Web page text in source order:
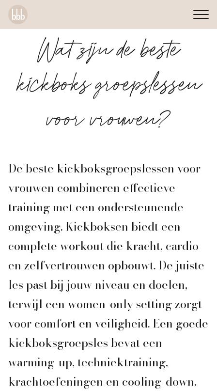
Wat zijn de beste
kickboks groepslessen
voor vrouwen?
De beste kickboksgroepslessen voor
vrouwen combineren effectieve
training met een ondersteunende
omgeving. Kickboksen biedt een
complete workout die kracht, cardio
en zelfvertrouwen opbouwt. De juiste
les past bij jouw niveau en doelen,
terwijl een women-only setting zorgt
voor comfort en veiligheid. Een goede
kickboksgroepsles bevat een
warming-up, techniektraining,
krachtoefeningen en cooling-down.